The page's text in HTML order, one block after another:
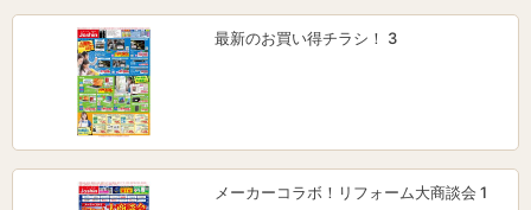
最新のお買い得チラシ！ 3
メーカーコラボ！リフォーム大商談会 1